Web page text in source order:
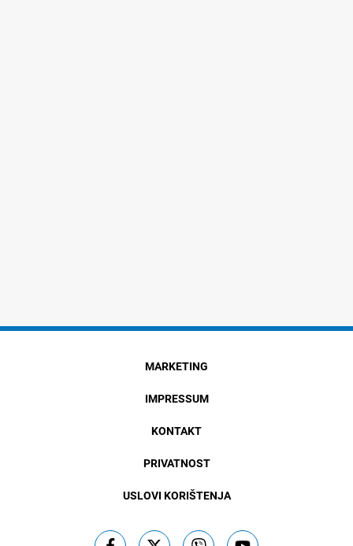
MARKETING
IMPRESSUM
KONTAKT
PRIVATNOST
USLOVI KORIŠTENJA